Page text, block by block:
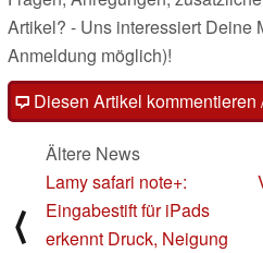
Artikel? - Uns interessiert Deine
Anmeldung möglich)!
Diesen Artikel kommentieren
⟨
Ältere News
Lamy safari note+:
Eingabestift für iPads
erkennt Druck, Neigung